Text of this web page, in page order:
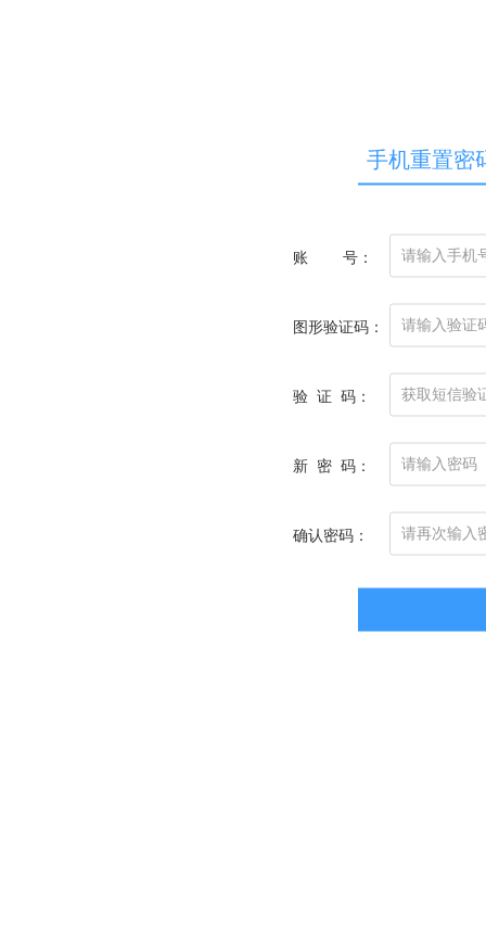
手机重置密
账 号：
图形验证码：
验 证 码：
新 密 码：
确认密码：